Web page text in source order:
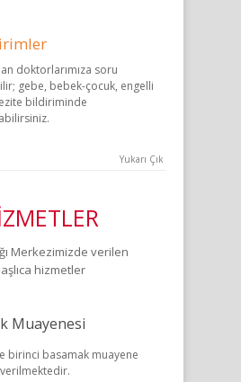
doktorlarımıza soru
gebe, bebek-çocuk, engelli
bildiriminde
Yukarı Çık
Merkezimizde verilen
hizmetler
Muayenesi
birinci basamak muayene